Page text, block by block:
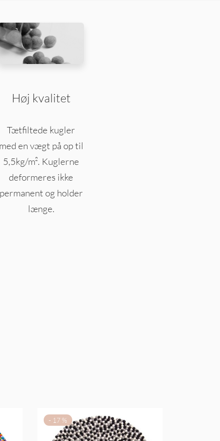
Høj kvalitet
Tætfiltede kugler
med en vægt på op til
5,5kg/m². Kuglerne
deformeres ikke
permanent og holder
længe.
- 17%